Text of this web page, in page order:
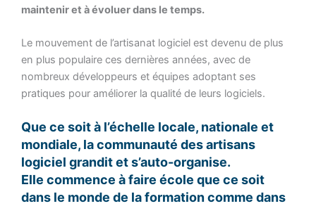
maintenir et à évoluer dans le temps.
Le mouvement de l’artisanat logiciel est devenu de plus
en plus populaire ces dernières années, avec de
nombreux développeurs et équipes adoptant ses
pratiques pour améliorer la qualité de leurs logiciels.
Que ce soit à l’échelle locale, nationale et
mondiale, la communauté des artisans
logiciel grandit et s’auto-organise.
Elle commence à faire école que ce soit
dans le monde de la formation comme dans